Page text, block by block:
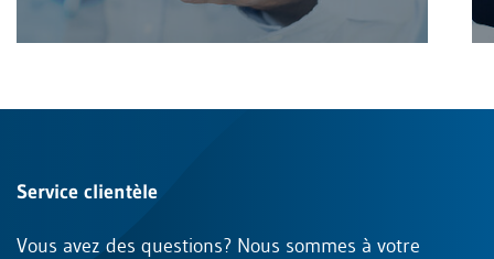
Service clientèle
Vous avez des questions? Nous sommes à votre